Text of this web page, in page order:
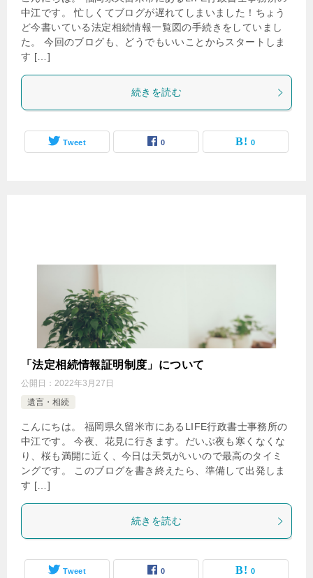
中江です。 忙しくてブログが遅れてしまいました！ちょう
ど今書いている法定相続情報一覧図の手続きをしていまし
た。 今回のブログも、どうでもいいことからスタートしま
す […]
続きを読む
Tweet 0 0
「法定相続情報証明制度」について
公開日： 2022年3月27日
遺言・相続
こんにちは。 福岡県久留米市にあるLIFE行政書士事務所の
中江です。 今夜、花見に行きます。だいぶ夜も寒くなくな
り、桜も満開に近く、今日は天気がいいので最高のタイミ
ングです。 このブログを書き終えたら、準備して出発しま
す […]
続きを読む
Tweet 0 0